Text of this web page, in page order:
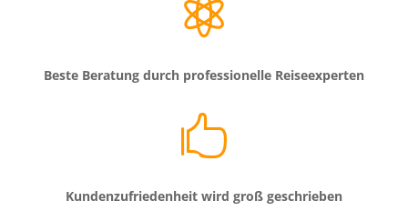

Beste Beratung durch professionelle Reiseexperten

Kundenzufriedenheit wird groß geschrieben